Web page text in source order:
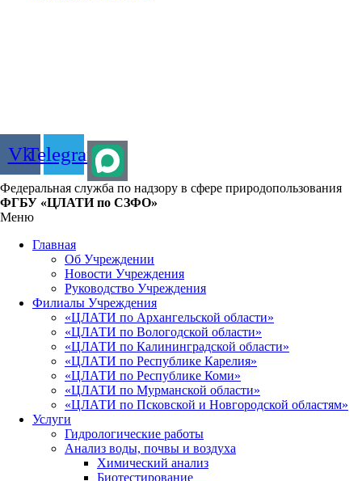
VkTelegram
Федеральная служба по надзору в сфере природопользования
ФГБУ «ЦЛАТИ по СЗФО»
Меню
Главная
Об Учреждении
Новости Учреждения
Руководство Учреждения
Филиалы Учреждения
«ЦЛАТИ по Архангельской области»
«ЦЛАТИ по Вологодской области»
«ЦЛАТИ по Калининградской области»
«ЦЛАТИ по Республике Карелия»
«ЦЛАТИ по Республике Коми»
«ЦЛАТИ по Мурманской области»
«ЦЛАТИ по Псковской и Новгородской областям»
Услуги
Гидрологические работы
Анализ воды, почвы и воздуха
Химический анализ
Биотестирование